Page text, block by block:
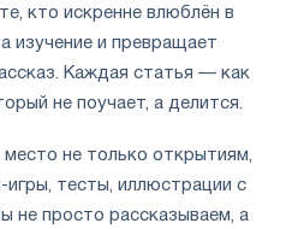
кто искренне влюблён в
изучение и превращает
Каждая статья — как
не поучает, а делится.
место не только открытиям,
игры, тесты, иллюстрации с
не просто рассказываем, а